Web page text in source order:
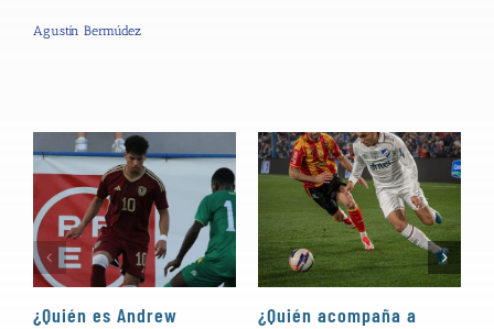
Agustín Bermúdez
¿Quién es Andrew
¿Quién acompaña a